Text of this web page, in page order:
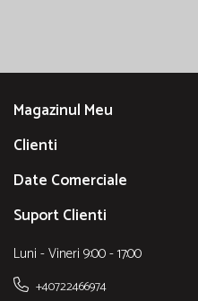
Magazinul Meu
Clienti
Date Comerciale
Suport Clienti
Luni - Vineri 9:00 - 17:00
+40722466974